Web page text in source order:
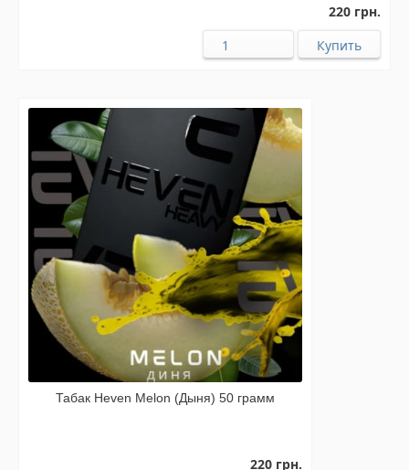
220 грн.
Табак Heven Melon (Дыня) 50 грамм
220 грн.